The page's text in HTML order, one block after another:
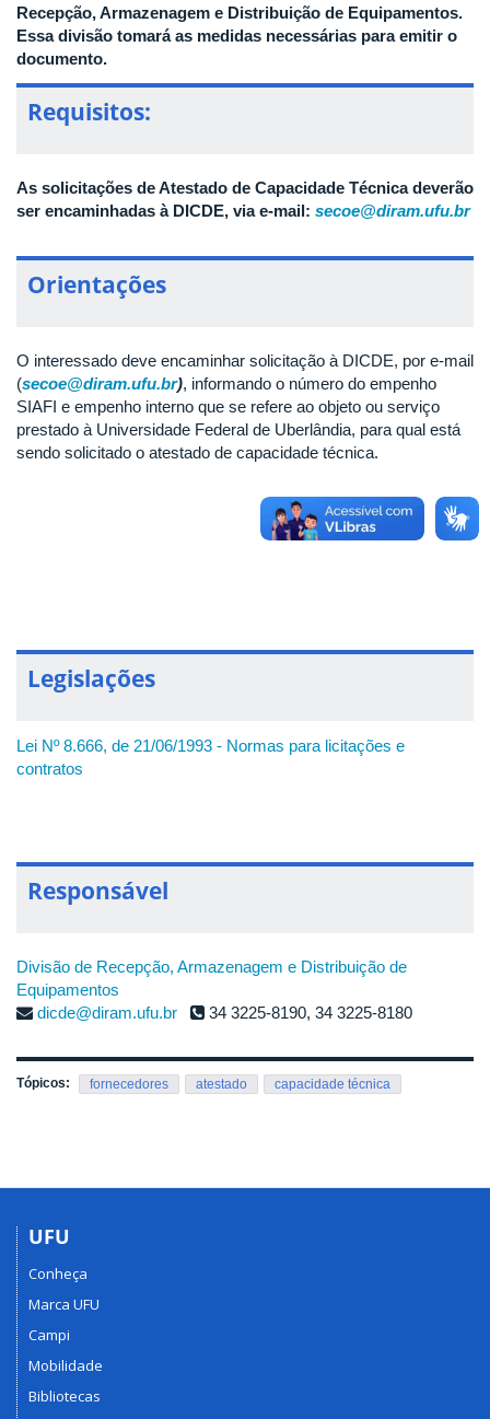
Recepção, Armazenagem e Distribuição de Equipamentos.
Essa divisão tomará as medidas necessárias para emitir o
documento.
Requisitos:
As solicitações de Atestado de Capacidade Técnica deverão
ser encaminhadas à DICDE, via e-mail: secoe@diram.ufu.br
Orientações
O interessado deve encaminhar solicitação à DICDE, por e-mail
(secoe@diram.ufu.br), informando o número do empenho
SIAFI e empenho interno que se refere ao objeto ou serviço
prestado à Universidade Federal de Uberlândia, para qual está
sendo solicitado o atestado de capacidade técnica.
Legislações
Lei Nº 8.666, de 21/06/1993 - Normas para licitações e
contratos
Responsável
Divisão de Recepção, Armazenagem e Distribuição de
Equipamentos
dicde@diram.ufu.br
34 3225-8190, 34 3225-8180
Tópicos: fornecedores atestado capacidade técnica
UFU
Conheça
Marca UFU
Campi
Mobilidade
Bibliotecas